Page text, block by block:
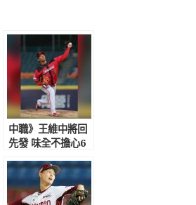
中職》王維中將回
先發 味全不擔心6